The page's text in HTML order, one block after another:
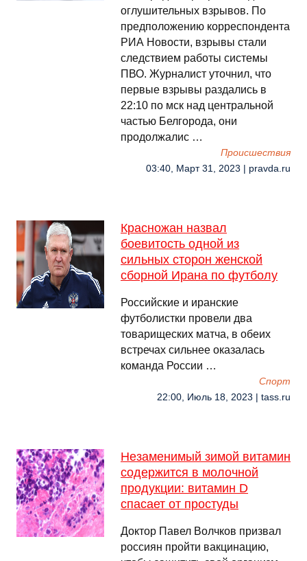
оглушительных взрывов. По
предположению корреспондента
РИА Новости, взрывы стали
следствием работы системы
ПВО. Журналист уточнил, что
первые взрывы раздались в
22:10 по мск над центральной
частью Белгорода, они
продолжалис …
Происшествия
03:40, Март 31, 2023 | pravda.ru
Красножан назвал
боевитость одной из
сильных сторон женской
сборной Ирана по футболу
Российские и иранские
футболистки провели два
товарищеских матча, в обеих
встречах сильнее оказалась
команда России …
Спорт
22:00, Июль 18, 2023 | tass.ru
Незаменимый зимой витамин
содержится в молочной
продукции: витамин D
спасает от простуды
Доктор Павел Волчков призвал
россиян пройти вакцинацию,